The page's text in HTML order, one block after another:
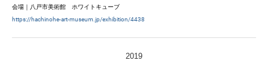
会場｜ 八戸市美術館　ホワイトキューブ
https://hachinohe-art-museum.jp/exhibition/4438
2019